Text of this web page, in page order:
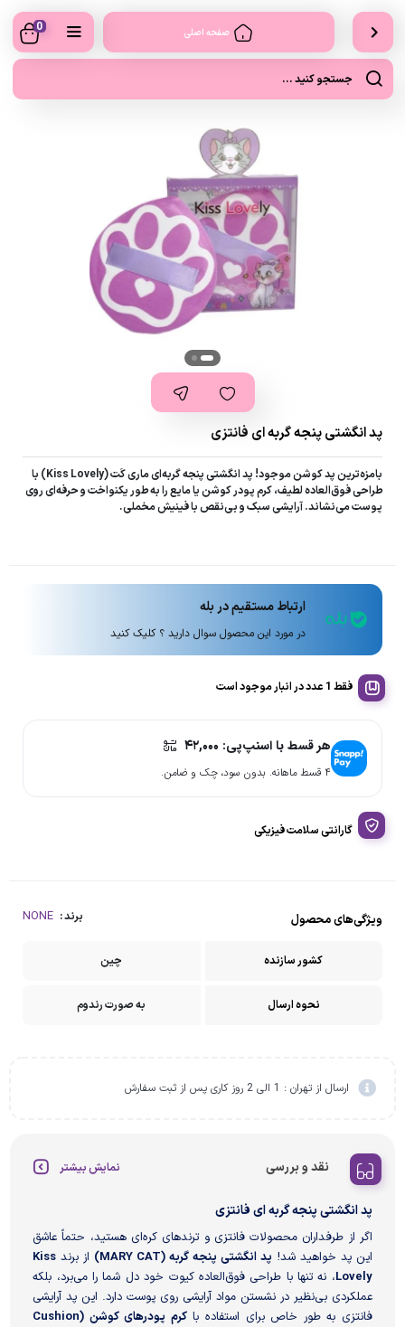
صفحه اصلی 0
پد انگشتی پنجه گربه ای فانتزی
بامزه‌ترین پد کوشن موجود! پد انگشتی پنجه گربه‌ای ماری کَت (Kiss Lovely) با
طراحی فوق‌العاده لطیف، کرم پودر کوشن یا مایع را به طور یکنواخت و حرفه‌ای روی
پوست می‌نشاند. آرایشی سبک و بی‌نقص با فینیش مخملی.
ارتباط مستقیم در بله
در مورد این محصول سوال دارید ؟ کلیک کنید
فقط 1 عدد در انبار موجود است
هر قسط با اسنپ‌پی: ۴۲,۰۰۰
۴ قسط ماهانه. بدون سود، چک و ضامن.
گارانتی سلامت فیزیکی
برند : NONE ویژگی‌های محصول
کشور سازنده چین
نحوه ارسال به صورت رندوم
ارسال از تهران : 1 الی 2 روز کاری پس از ثبت سفارش
نقد و بررسی نمایش بیشتر
پد انگشتی پنجه گربه ای فانتزی
اگر از طرفداران محصولات فانتزی و ترندهای کره‌ای هستید، حتماً عاشق
این پد خواهید شد! پد انگشتی پنجه گربه (MARY CAT) از برند Kiss
Lovely، نه تنها با طراحی فوق‌العاده کیوت خود دل شما را می‌برد، بلکه
عملکردی بی‌نظیر در نشستن مواد آرایشی روی پوست دارد. این پد آرایشی
فانتزی به طور خاص برای استفاده با
کرم پودرهای کوشن (Cushion